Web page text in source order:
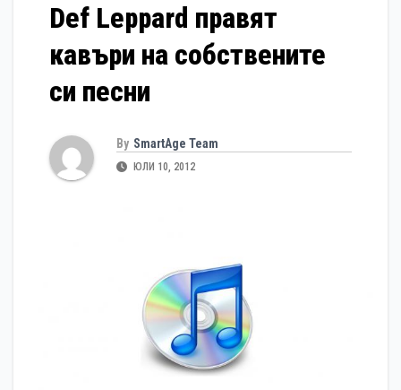
Def Leppard правят
кавъри на собствените
си песни
By SmartAge Team
ЮЛИ 10, 2012